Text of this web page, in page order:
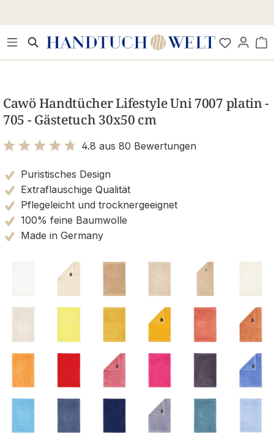
Cawö Handtücher Lifestyle Uni 7007 platin -
705 - Gästetuch 30x50 cm
4.8 aus 80 Bewertungen
Puristisches Design
Extraflauschige Qualität
Pflegeleicht und trocknergeeignet
100% feine Baumwolle
Made in Germany